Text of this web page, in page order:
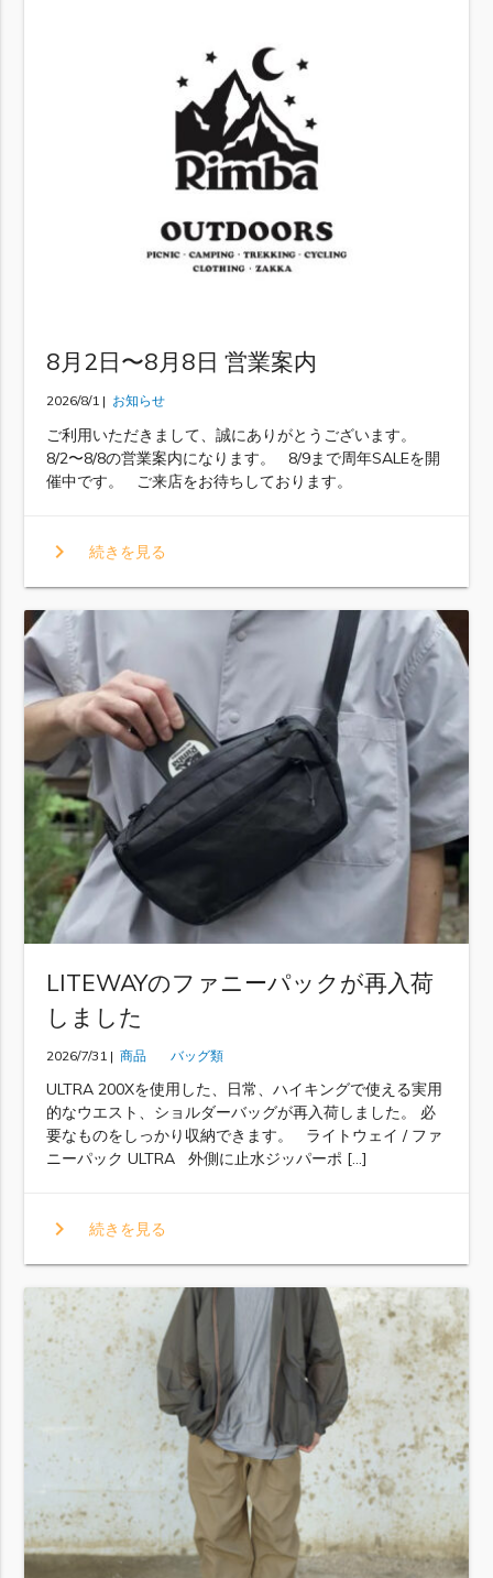
8月2日〜8月8日 営業案内
2026/8/1 | お知らせ
ご利用いただきまして、誠にありがとうございます。
8/2〜8/8の営業案内になります。 8/9まで周年SALEを開
催中です。 ご来店をお待ちしております。
chevron_right 続きを見る
LITEWAYのファニーパックが再入荷
しました
2026/7/31 | 商品 バッグ類
ULTRA 200Xを使用した、日常、ハイキングで使える実用
的なウエスト、ショルダーバッグが再入荷しました。 必
要なものをしっかり収納できます。 ライトウェイ / ファ
ニーパック ULTRA 外側に止水ジッパーポ […]
chevron_right 続きを見る